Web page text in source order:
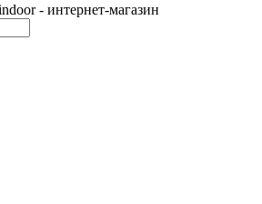
- интернет-магазин